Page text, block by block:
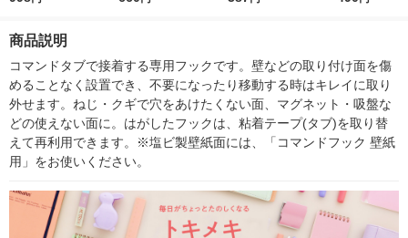
CM17-CI15
商品説明
コマンドタブで接着する専用フックです。壁などの取り付け面を傷
めることなく設置でき、不要になったり移動する時はキレイに取り
外せます。ねじ・クギで穴をあけたくない面、マグネット・吸盤な
どの使えない面に。はがしたフックは、粘着テープ(タブ)を取り替
えて再利用できます。※塩ビ製壁紙面には、「コマンドフック 壁紙
用」をお使いください。